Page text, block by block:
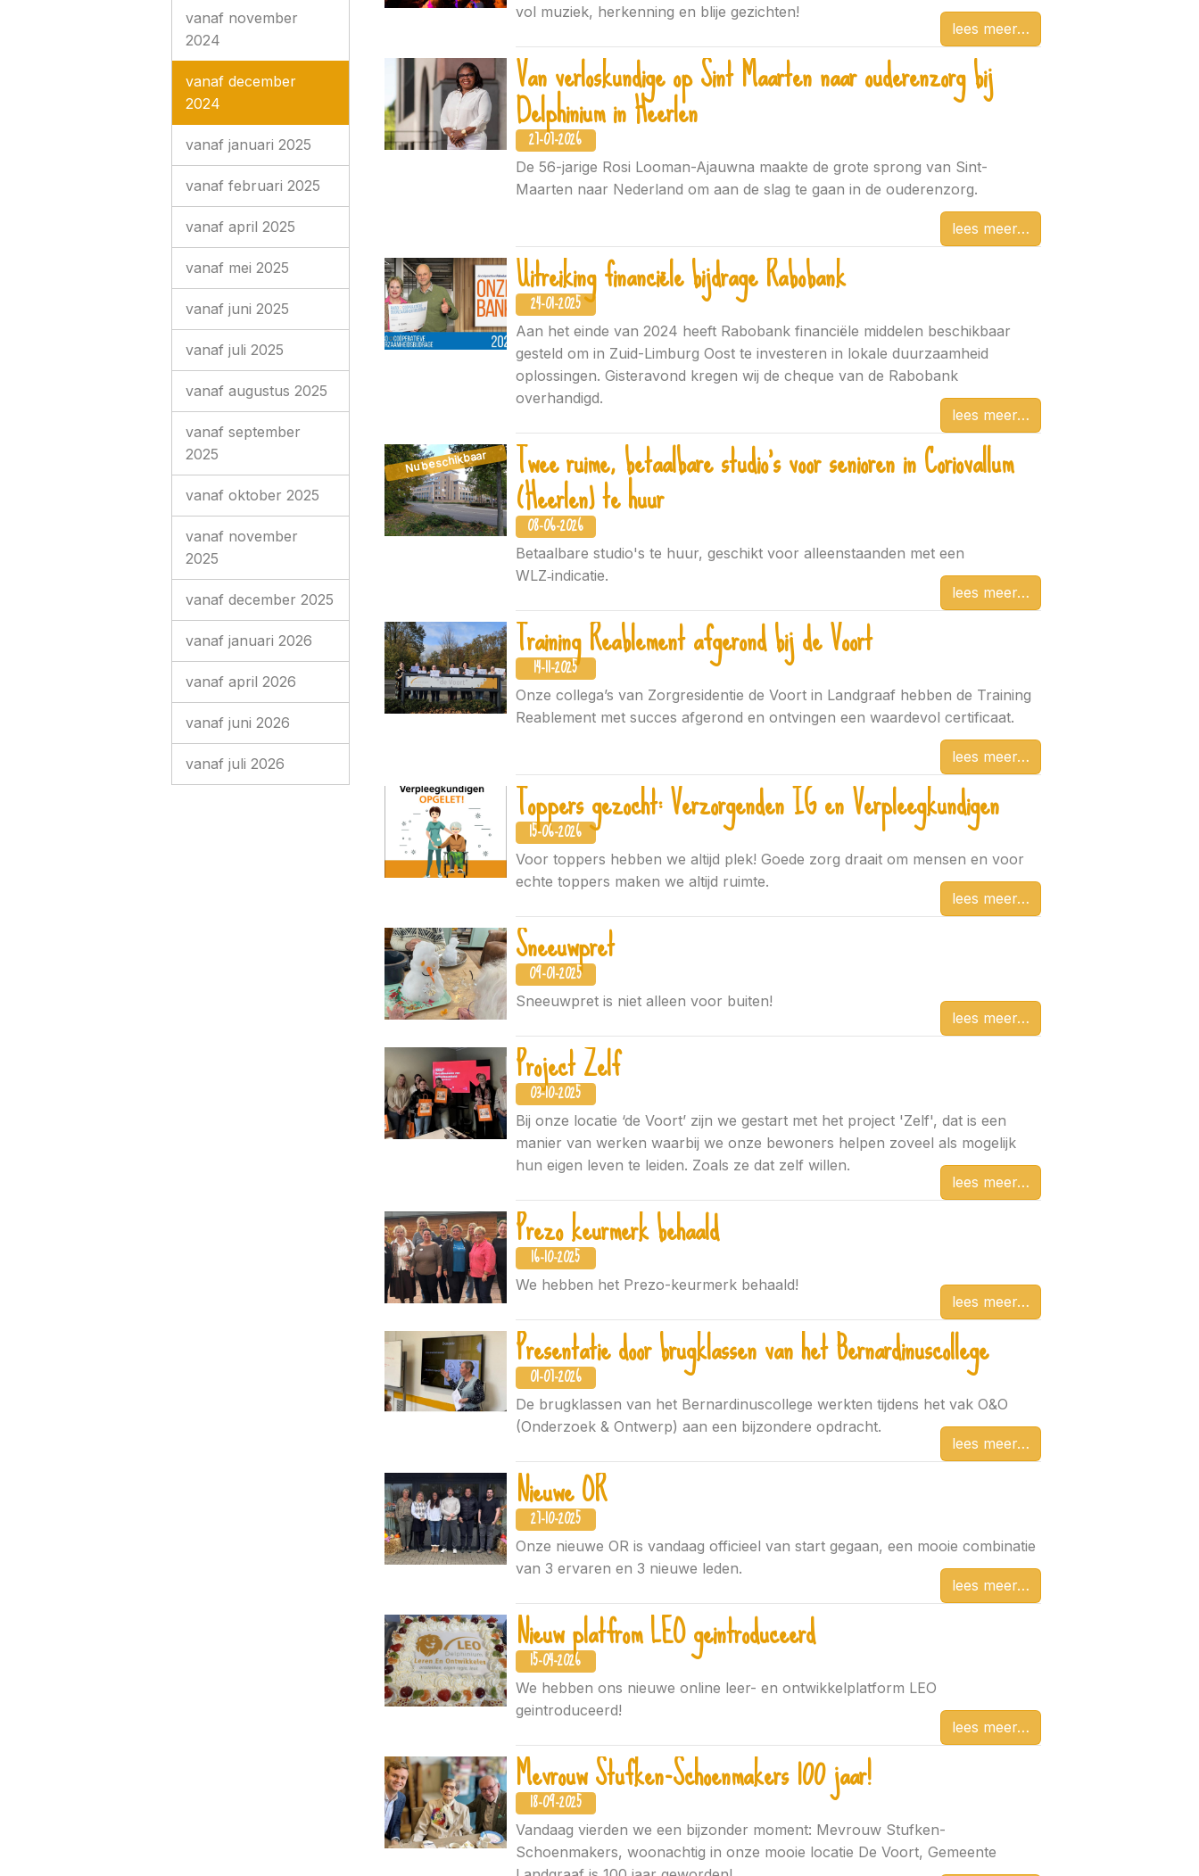
vanaf november
2024
vanaf december
2024
vanaf januari 2025
vanaf februari 2025
vanaf april 2025
vanaf mei 2025
vanaf juni 2025
vanaf juli 2025
vanaf augustus 2025
vanaf september
2025
vanaf oktober 2025
vanaf november
2025
vanaf december 2025
vanaf januari 2026
vanaf april 2026
vanaf juni 2026
vanaf juli 2026
vol muziek, herkenning en blije gezichten!
lees meer
Van verloskundige op Sint Maarten naar ouderenzorg bij
Delphinium in Heerlen
27-07-2026
De 56-jarige Rosi Looman-Ajauwna maakte de grote sprong van Sint-
Maarten naar Nederland om aan de slag te gaan in de ouderenzorg.
lees meer
Uitreiking financiële bijdrage Rabobank
24-01-2025
Aan het einde van 2024 heeft Rabobank financiële middelen beschikbaar
gesteld om in Zuid-Limburg Oost te investeren in lokale duurzaamheid
oplossingen. Gisteravond kregen wij de cheque van de Rabobank
overhandigd.
lees meer
Nu beschikbaar Twee ruime, betaalbare studio’s voor senioren in Coriovallum
(Heerlen) te huur
08-06-2026
Betaalbare studio's te huur, geschikt voor alleenstaanden met een
WLZ‑indicatie.
lees meer
Training Reablement afgerond bij de Voort
14-11-2025
Onze collega’s van Zorgresidentie de Voort in Landgraaf hebben de Training
Reablement met succes afgerond en ontvingen een waardevol certificaat.
lees meer
Toppers gezocht: Verzorgenden IG en Verpleegkundigen
15-06-2026
Voor toppers hebben we altijd plek! Goede zorg draait om mensen en voor
echte toppers maken we altijd ruimte.
lees meer
Sneeuwpret
09-01-2025
Sneeuwpret is niet alleen voor buiten!
lees meer
Project Zelf
03-10-2025
Bij onze locatie ‘de Voort’ zijn we gestart met het project 'Zelf', dat is een
manier van werken waarbij we onze bewoners helpen zoveel als mogelijk
hun eigen leven te leiden. Zoals ze dat zelf willen.
lees meer
Prezo keurmerk behaald
16-10-2025
We hebben het Prezo-keurmerk behaald!
lees meer
Presentatie door brugklassen van het Bernardinuscollege
01-07-2026
De brugklassen van het Bernardinuscollege werkten tijdens het vak O&O
(Onderzoek & Ontwerp) aan een bijzondere opdracht.
lees meer
Nieuwe OR
27-10-2025
Onze nieuwe OR is vandaag officieel van start gegaan, een mooie combinatie
van 3 ervaren en 3 nieuwe leden.
lees meer
Nieuw platfrom LEO geintroduceerd
15-04-2026
We hebben ons nieuwe online leer- en ontwikkelplatform LEO
geintroduceerd!
lees meer
Mevrouw Stufken-Schoenmakers 100 jaar!
18-09-2025
Vandaag vierden we een bijzonder moment: Mevrouw Stufken-
Schoenmakers, woonachtig in onze mooie locatie De Voort, Gemeente